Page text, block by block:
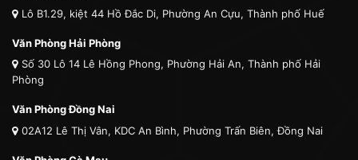
Lô B1.29, kiệt 44 Hồ Đắc Di, Phường An Cựu, Thành phố Huế
Văn Phòng Hải Phòng
Số 30 Lô 14 Lê Hồng Phong, Phường Hải An, Thành phố Hải
Phòng
Văn Phòng Đồng Nai
02A12 Lê Thị Vân, KDC An Bình, Phường Trấn Biên, Đồng Nai